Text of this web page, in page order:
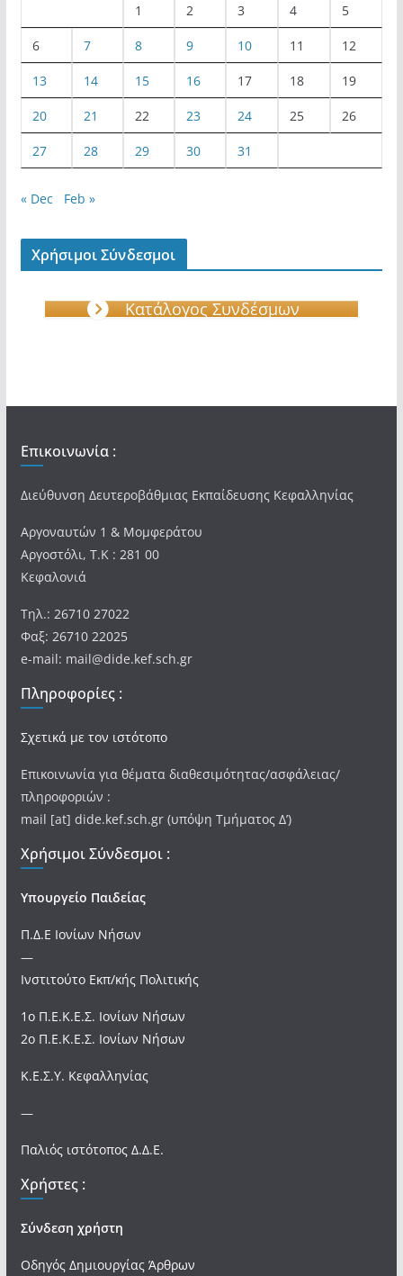
1 2 3 4 5
6 7 8 9 10 11 12
13 14 15 16 17 18 19
20 21 22 23 24 25 26
27 28 29 30 31
« Dec Feb »
Χρήσιμοι Σύνδεσμοι
Κατάλογος Συνδέσμων
Επικοινωνία :
Διεύθυνση Δευτεροβάθμιας Εκπαίδευσης Κεφαλληνίας
Αργοναυτών 1 & Μομφεράτου
Αργοστόλι, Τ.Κ : 281 00
Κεφαλονιά
Τηλ.: 26710 27022
Φαξ: 26710 22025
e-mail: mail@dide.kef.sch.gr
Πληροφορίες :
Σχετικά με τον ιστότοπο
Επικοινωνία για θέματα διαθεσιμότητας/ασφάλειας/
πληροφοριών :
mail [at] dide.kef.sch.gr (υπόψη Τμήματος Δ’)
Χρήσιμοι Σύνδεσμοι :
Υπουργείο Παιδείας
Π.Δ.Ε Ιονίων Νήσων
—
Ινστιτούτο Εκπ/κής Πολιτικής
1ο Π.Ε.Κ.Ε.Σ. Ιονίων Νήσων
2ο Π.Ε.Κ.Ε.Σ. Ιονίων Νήσων
Κ.Ε.Σ.Υ. Κεφαλληνίας
—
Παλιός ιστότοπος Δ.Δ.Ε.
Χρήστες :
Σύνδεση χρήστη
Οδηγός Δημιουργίας Άρθρων